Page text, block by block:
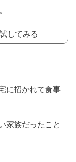
してみる
に招かれて食事
家族だったこと